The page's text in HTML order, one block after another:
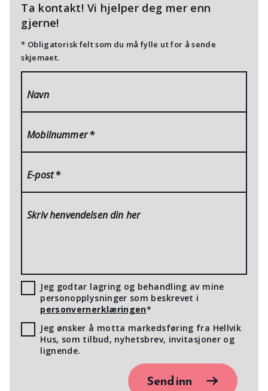
Ta kontakt! Vi hjelper deg mer enn
gjerne!
* Obligatorisk felt som du må fylle ut for å sende
skjemaet.
Navn
Mobilnummer*
E-post*
Skriv henvendelsen din her
Jeg godtar lagring og behandling av mine
personopplysninger som beskrevet i
personvernerklæringen*
Jeg ønsker å motta markedsføring fra Hellvik
Hus, som tilbud, nyhetsbrev, invitasjoner og
lignende.
Send inn